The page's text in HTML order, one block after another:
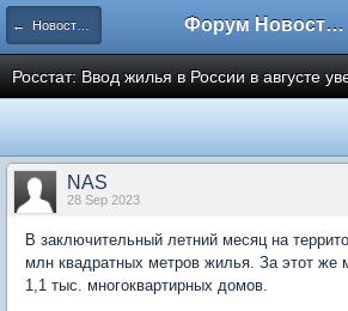
← Новости рынка недвижимости Форум Новостройки
Росстат: Ввод жилья в России в августе
NAS
28 Sep 2023
В заключительный летний месяц на
млн квадратных метров жилья. За этот же
1,1 тыс. многоквартирных домов.